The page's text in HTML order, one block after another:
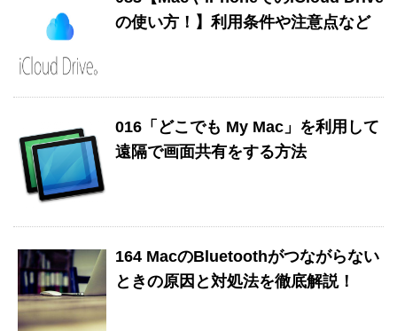
の使い方！】利用条件や注意点など
016「どこでも My Mac」を利用して
遠隔で画面共有をする方法
164 MacのBluetoothがつながらない
ときの原因と対処法を徹底解説！